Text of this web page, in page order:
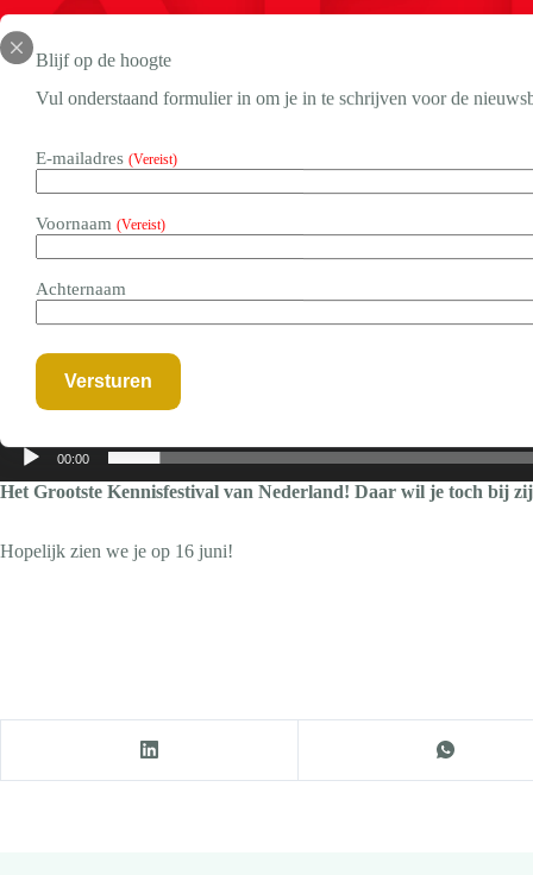
Blijf op de hoogte
Vul onderstaand formulier in om je in te schrijven voor de
E-mailadres (Vereist)
Voornaam (Vereist)
Achternaam
00:00
Het Grootste Kennisfestival van Nederland! Daar wil je toch bij
Hopelijk zien we je op 16 juni!